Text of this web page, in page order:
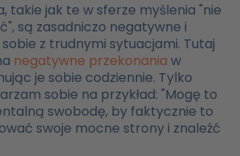
takie jak te w sferze myślenia "nie
są zasadniczo negatywne i
z trudnymi sytuacjami. Tutaj
negatywne przekonania w
je sobie codziennie. Tylko
sobie na przykład: "Mogę to
swobodę, by faktycznie to
swoje mocne strony i znaleźć